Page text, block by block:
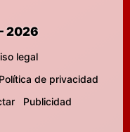
2026
legal
Política de privacidad
Publicidad